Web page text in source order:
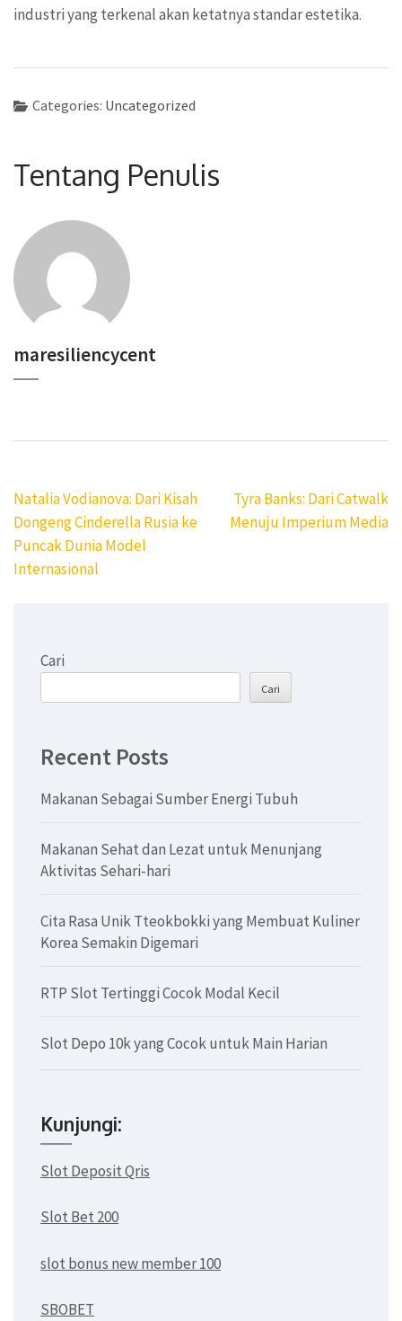
industri yang terkenal akan ketatnya standar estetika.
Categories: Uncategorized
Tentang Penulis
maresiliencycent
Navigasi
pos
Natalia Vodianova: Dari Kisah
Dongeng Cinderella Rusia ke
Puncak Dunia Model
Internasional
Tyra Banks: Dari Catwalk
Menuju Imperium Media
Cari
Cari
Recent Posts
Makanan Sebagai Sumber Energi Tubuh
Makanan Sehat dan Lezat untuk Menunjang
Aktivitas Sehari-hari
Cita Rasa Unik Tteokbokki yang Membuat Kuliner
Korea Semakin Digemari
RTP Slot Tertinggi Cocok Modal Kecil
Slot Depo 10k yang Cocok untuk Main Harian
Kunjungi:
Slot Deposit Qris
Slot Bet 200
slot bonus new member 100
SBOBET